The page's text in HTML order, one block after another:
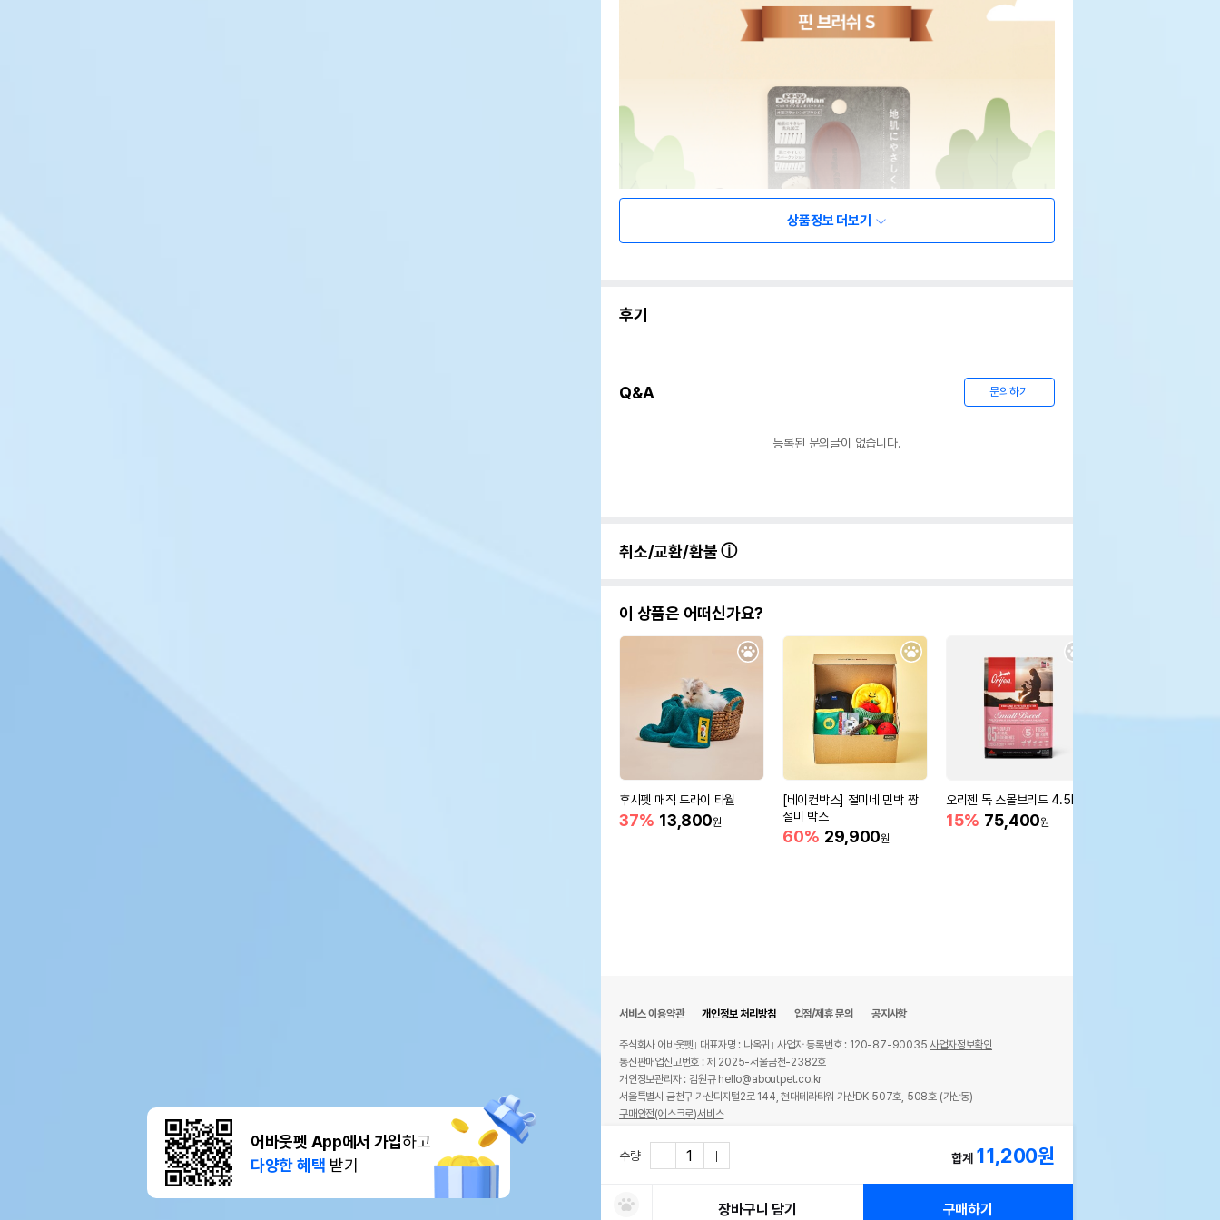
어바웃펫 App에서 가입하고
다양한 혜택 받기
상품정보 더보기
후기
Q&A 문의하기
등록된 문의글이 없습니다.
취소/교환/환불
이 상품은 어떠신가요?
후시펫 매직 드라이 타월
37% 13,800원
[베이컨박스] 절미네 민박 짱
절미 박스
60% 29,900원
오리젠 독 스몰브리드 4.5kg
15% 75,400원
수량 합계 11,200원
장바구니 담기 구매하기
서비스 이용약관 개인정보 처리방침 입점/제휴 문의 공지사항
주식회사 어바웃펫 대표자명 : 나옥귀 사업자 등록번호 : 120-87-90035사업자정보확인
통신판매업신고번호 : 제 2025-서울금천-2382호
개인정보관리자 : 김원규 hello@aboutpet.co.kr
서울특별시 금천구 가산디지털2로 144, 현대테라타워 가산DK 507호, 508호 (가산동)
구매안전(에스크로)서비스